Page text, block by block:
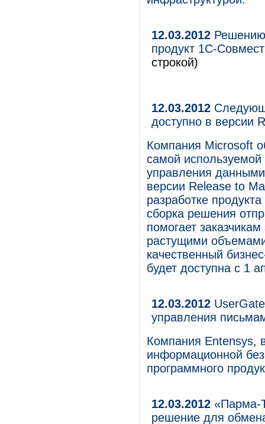
12.03.2012 Решению
продукт 1С-
строкой)
12.03.2012
доступно в версии
Компания Microsoft
самой
управления
версии Release to
разработке
сборка решения
помогает
растущими
качественный
будет доступна с 1
12.03.2012
управления
Компания Entensys,
информационной
программного
12.03.2012 «Парма-
решение для